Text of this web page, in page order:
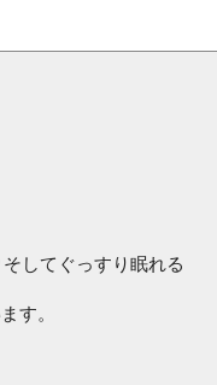
してぐっすり眠れる
す。